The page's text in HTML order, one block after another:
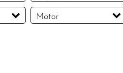
E-Trekkingrad
Motor